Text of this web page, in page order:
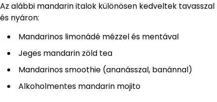
Az alábbi mandarin italok különösen kedveltek tavasszal
és nyáron:
Mandarinos limonádé mézzel és mentával
Jeges mandarin zöld tea
Mandarinos smoothie (ananásszal, banánnal)
Alkoholmentes mandarin mojito